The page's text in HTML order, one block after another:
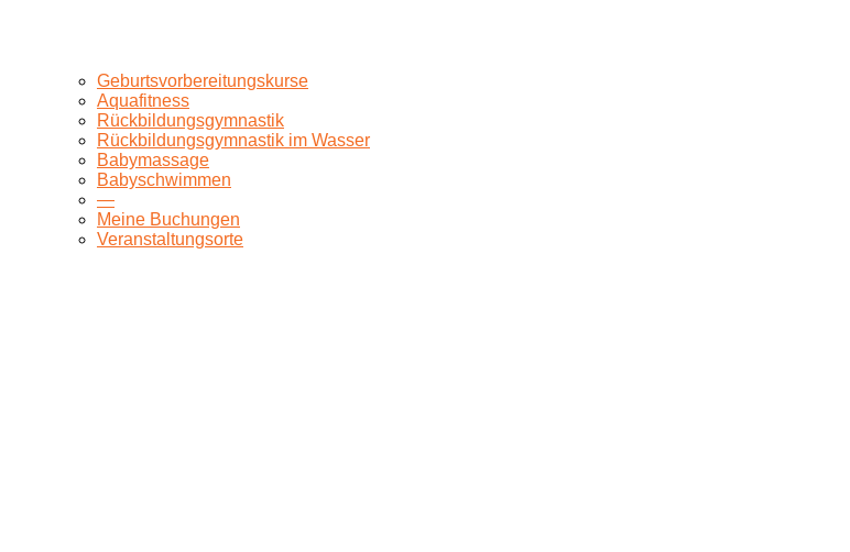
Geburtsvorbereitungskurse
Aquafitness
Rückbildungsgymnastik
Rückbildungsgymnastik im Wasser
Babymassage
Babyschwimmen
—
Meine Buchungen
Veranstaltungsorte